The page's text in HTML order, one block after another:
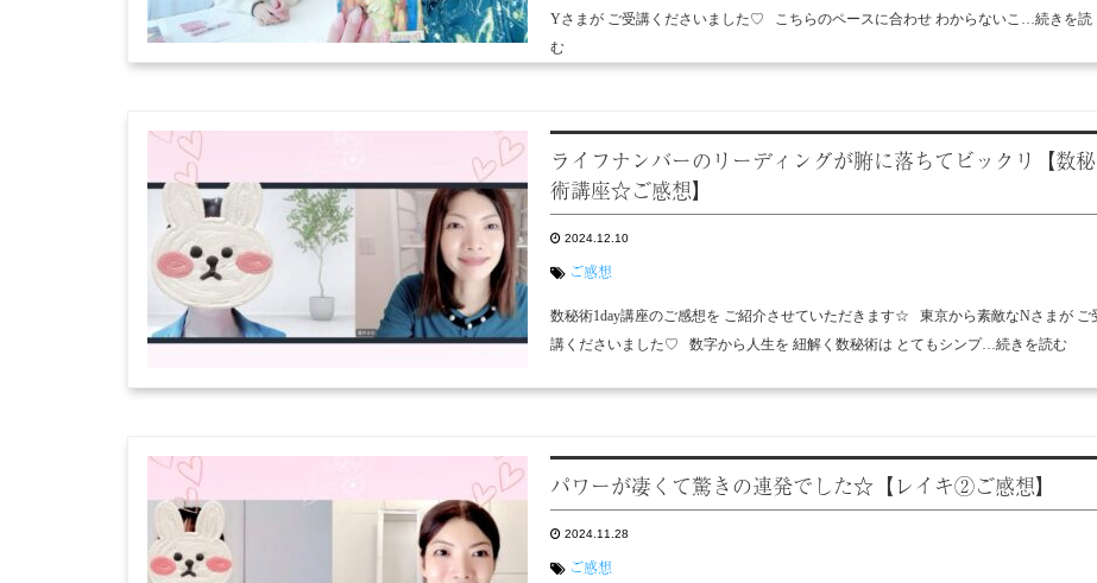
Yさまが ご受講くださいました♡ こちらのペースに合わせ わからないこ…続きを読
む
ライフナンバーのリーディングが腑に落ちてビックリ【数秘
術講座☆ご感想】
2024.12.10
ご感想
数秘術1day講座のご感想を ご紹介させていただきます☆ 東京から素敵なNさまが ご
講くださいました♡ 数字から人生を 紐解く数秘術は とてもシンプ…続きを読む
パワーが凄くて驚きの連発でした☆【レイキ②ご感想】
2024.11.28
ご感想